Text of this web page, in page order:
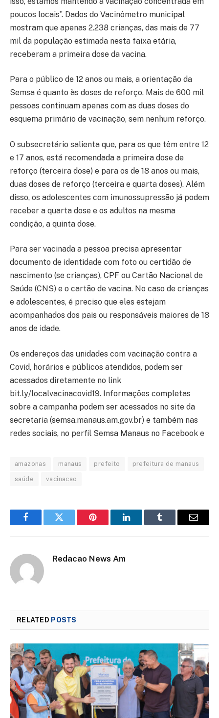
poucos locais”. Dados do Vacinômetro municipal
mostram que apenas 2.238 crianças, das mais de 77
mil da população estimada nesta faixa etária,
receberam a primeira dose da vacina.
Para o público de 12 anos ou mais, a orientação da
Semsa é quanto às doses de reforço. Mais de 600 mil
pessoas continuam apenas com as duas doses do
esquema primário de vacinação, sem nenhum reforço.
O subsecretário salienta que, para os que têm entre 12
e 17 anos, está recomendada a primeira dose de
reforço (terceira dose) e para os de 18 anos ou mais,
duas doses de reforço (terceira e quarta doses). Além
disso, os adolescentes com imunossupressão já podem
receber a quarta dose e os adultos na mesma
condição, a quinta dose.
Para ser vacinada a pessoa precisa apresentar
documento de identidade com foto ou certidão de
nascimento (se crianças), CPF ou Cartão Nacional de
Saúde (CNS) e o cartão de vacina. No caso de crianças
e adolescentes, é preciso que eles estejam
acompanhados dos pais ou responsáveis maiores de 18
anos de idade.
Os endereços das unidades com vacinação contra a
Covid, horários e públicos atendidos, podem ser
acessados diretamente no link
bit.ly/localvacinacovid19. Informações completas
sobre a campanha podem ser acessados no site da
secretaria (semsa.manaus.am.gov.br) e também nas
redes sociais, no perfil Semsa Manaus no Facebook e
amazonas manaus prefeito prefeitura de manaus
saúde vacinacao
FacebookTwitter Pinterest LinkedInTumblr Email
Redacao News Am
RELATED POSTS